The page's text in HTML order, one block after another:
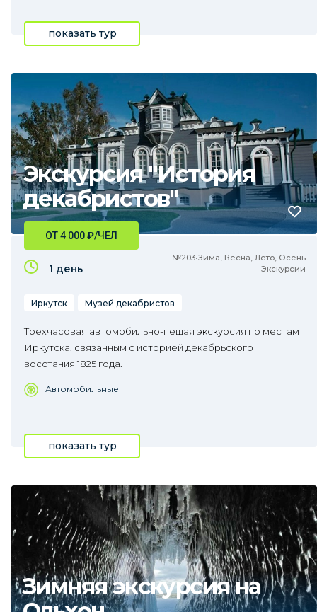
показать тур
Экскурсия "История
декабристов"
№203•Зима, Весна, Лето, Осень
Экскурсии
ОТ 4 000₽/ЧЕЛ
1 день
Иркутск Музей декабристов
Трехчасовая автомобильно-пешая экскурсия по местам
Иркутска, связанным с историей декабрьского
восстания 1825 года.
Автомобильные
показать тур
Зимняя экскурсия на